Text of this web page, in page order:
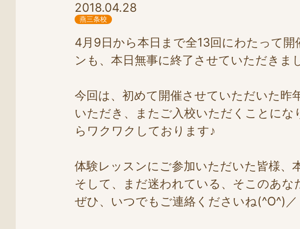
2018.04.28
燕三条校
4月9日から本日まで全13回にわたって
ンも、本日無事に終了させていただきま
今回は、初めて開催させていただいた昨
いただき、またご入校いただくことに
らワクワクしております♪
体験レッスンにご参加いただいた皆様、
そして、まだ迷われている、そこのあな
ぜひ、いつでもご連絡くださいね(^O^)／